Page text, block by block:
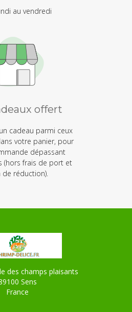
au vendredi
offert
cadeau parmi ceux
votre panier, pour
dépassant
(hors frais de port et
de réduction).
des champs plaisants
Sens
France